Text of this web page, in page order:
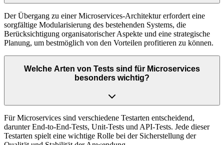
Der Übergang zu einer Microservices-Architektur erfordert eine
sorgfältige Modularisierung des bestehenden Systems, die
Berücksichtigung organisatorischer Aspekte und eine strategische
Planung, um bestmöglich von den Vorteilen profitieren zu können.
Welche Arten von Tests sind für Microservices
besonders wichtig?
Für Microservices sind verschiedene Testarten entscheidend,
darunter End-to-End-Tests, Unit-Tests und API-Tests. Jede dieser
Testarten spielt eine wichtige Rolle bei der Sicherstellung der